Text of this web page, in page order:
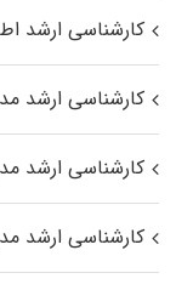
کارشناسی ارشد
کارشناسی ارشد
کارشناسی ارشد
کارشناسی ارشد